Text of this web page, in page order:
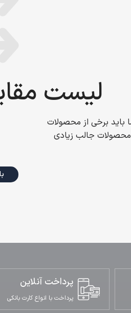
لیست
برخی از محصولات
جالب زیادی
پرداخت آنلاین
پرداخت با انواع کارت بانکی